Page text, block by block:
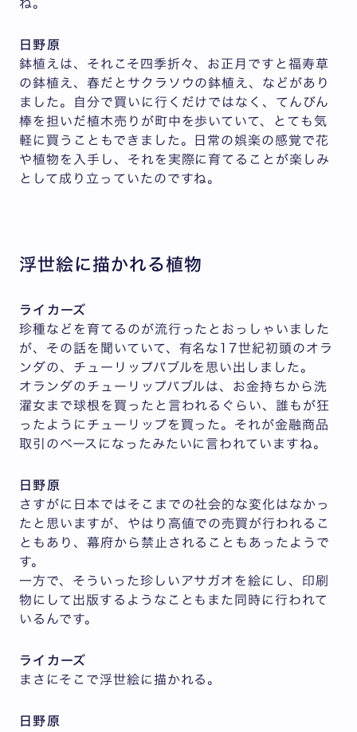
ね。
日野原
鉢植えは、それこそ四季折々、お正月ですと福寿草
の鉢植え、春だとサクラソウの鉢植え、などがあり
ました。自分で買いに行くだけではなく、てんびん
棒を担いだ植木売りが町中を歩いていて、とても気
軽に買うこともできました。日常の娯楽の感覚で花
や植物を入手し、それを実際に育てることが楽しみ
として成り立っていたのですね。
浮世絵に描かれる植物
ライカーズ
珍種などを育てるのが流行ったとおっしゃいました
が、その話を聞いていて、有名な17世紀初頭のオラ
ンダの、チューリップバブルを思い出しました。
オランダのチューリップバブルは、お金持ちから洗
濯女まで球根を買ったと言われるぐらい、誰もが狂
ったようにチューリップを買った。それが金融商品
取引のベースになったみたいに言われていますね。
日野原
さすがに日本ではそこまでの社会的な変化はなかっ
たと思いますが、やはり高値での売買が行われるこ
ともあり、幕府から禁止されることもあったようで
す。
一方で、そういった珍しいアサガオを絵にし、印刷
物にして出版するようなこともまた同時に行われて
いるんです。
ライカーズ
まさにそこで浮世絵に描かれる。
日野原